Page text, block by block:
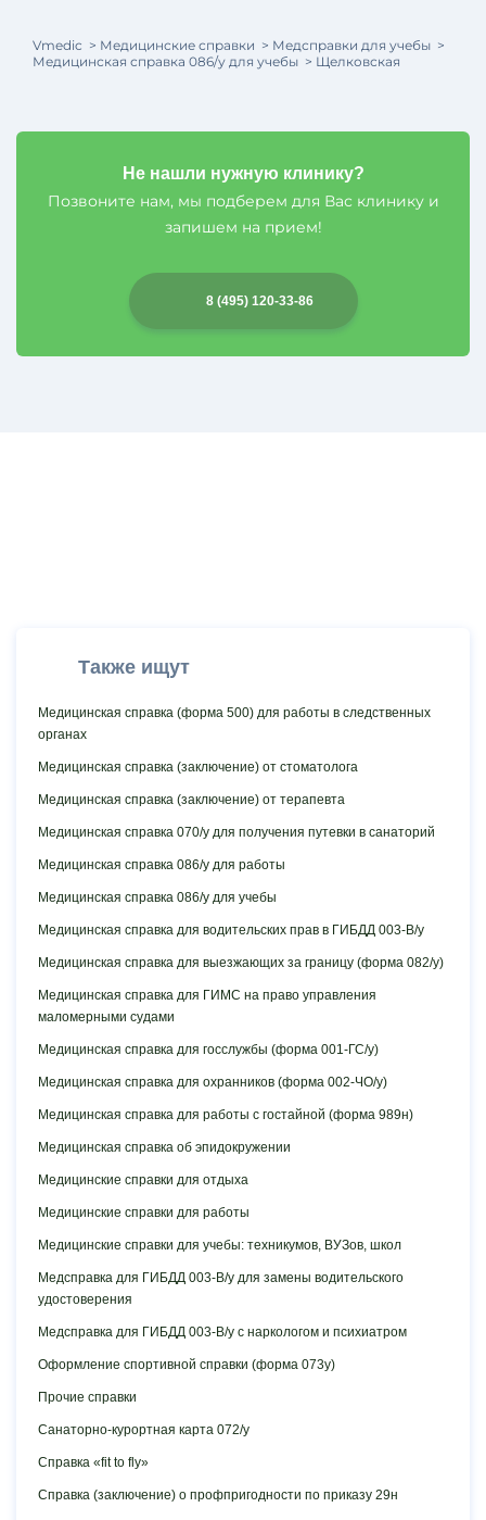
Vmedic Медицинские справки
Медсправки для учебы
Медицинская справка 086/у для учебы
Щелковская
Не нашли нужную клинику?
Позвоните нам, мы подберем для Вас клинику и
запишем на прием!
8 (495) 120-33-86
Также ищут
Медицинская cправка (форма 500) для работы в следственных
органах
Медицинская справка (заключение) от стоматолога
Медицинская справка (заключение) от терапевта
Медицинская справка 070/у для получения путевки в санаторий
Медицинская справка 086/у для работы
Медицинская справка 086/у для учебы
Медицинская справка для водительских прав в ГИБДД 003-В/у
Медицинская справка для выезжающих за границу (форма 082/у)
Медицинская справка для ГИМС на право управления
маломерными судами
Медицинская справка для госслужбы (форма 001-ГС/у)
Медицинская справка для охранников (форма 002-ЧО/у)
Медицинская справка для работы с гостайной (форма 989н)
Медицинская справка об эпидокружении
Медицинские справки для отдыха
Медицинские справки для работы
Медицинские справки для учебы: техникумов, ВУЗов, школ
Медсправка для ГИБДД 003-В/у для замены водительского
удостоверения
Медсправка для ГИБДД 003-В/у с наркологом и психиатром
Оформление спортивной справки (форма 073у)
Прочие справки
Санаторно-курортная карта 072/у
Справка «fit to fly»
Справка (заключение) о профпригодности по приказу 29н